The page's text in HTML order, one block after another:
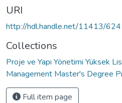
URI
http://hdl.handle.net/11413/624
Collections
Proje ve Yapı Yönetimi Yüksek
Management Master's Degree
Full item page